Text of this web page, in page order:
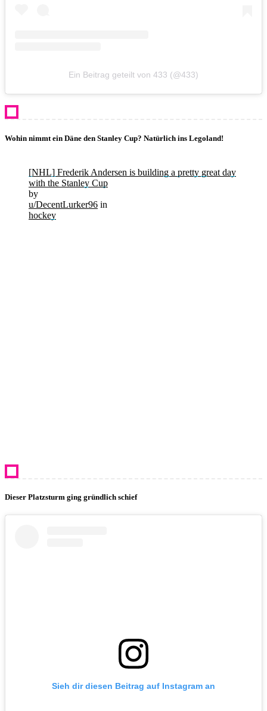
Ein Beitrag geteilt von 433 (@433)
Wohin nimmt ein Däne den Stanley Cup? Natürlich ins Legoland!
[NHL] Frederik Andersen is building a pretty great day
with the Stanley Cup
by
u/DecentLurker96 in
hockey
Dieser Platzsturm ging gründlich schief
Sieh dir diesen Beitrag auf Instagram an